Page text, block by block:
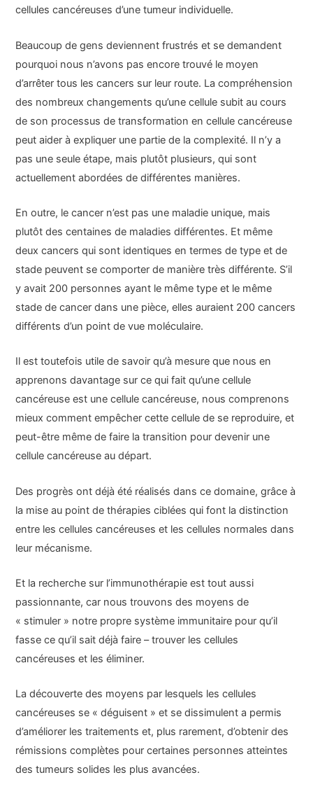
cellules cancéreuses d’une tumeur individuelle.
Beaucoup de gens deviennent frustrés et se demandent
pourquoi nous n’avons pas encore trouvé le moyen
d’arrêter tous les cancers sur leur route. La compréhension
des nombreux changements qu’une cellule subit au cours
de son processus de transformation en cellule cancéreuse
peut aider à expliquer une partie de la complexité. Il n’y a
pas une seule étape, mais plutôt plusieurs, qui sont
actuellement abordées de différentes manières.
En outre, le cancer n’est pas une maladie unique, mais
plutôt des centaines de maladies différentes. Et même
deux cancers qui sont identiques en termes de type et de
stade peuvent se comporter de manière très différente. S’il
y avait 200 personnes ayant le même type et le même
stade de cancer dans une pièce, elles auraient 200 cancers
différents d’un point de vue moléculaire.
Il est toutefois utile de savoir qu’à mesure que nous en
apprenons davantage sur ce qui fait qu’une cellule
cancéreuse est une cellule cancéreuse, nous comprenons
mieux comment empêcher cette cellule de se reproduire, et
peut-être même de faire la transition pour devenir une
cellule cancéreuse au départ.
Des progrès ont déjà été réalisés dans ce domaine, grâce à
la mise au point de thérapies ciblées qui font la distinction
entre les cellules cancéreuses et les cellules normales dans
leur mécanisme.
Et la recherche sur l’immunothérapie est tout aussi
passionnante, car nous trouvons des moyens de
« stimuler » notre propre système immunitaire pour qu’il
fasse ce qu’il sait déjà faire – trouver les cellules
cancéreuses et les éliminer.
La découverte des moyens par lesquels les cellules
cancéreuses se « déguisent » et se dissimulent a permis
d’améliorer les traitements et, plus rarement, d’obtenir des
rémissions complètes pour certaines personnes atteintes
des tumeurs solides les plus avancées.